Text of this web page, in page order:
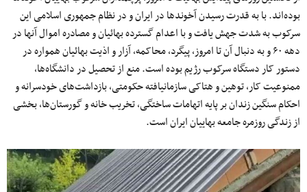
بوده‌اند. با به قدرت رسیدن آخوندها در ایران و در نظام جمهوری اسلامی این
سرکوب به شدت جهش یافت و با اعدام گسترده بهائیان و مصادره اموال آنها در
دهه ۶۰ و به دنبال آن تا امروز، پیگرد، محاکمه، آزار و اذیت بهائیان همواره در
دستور کار دستگاه سرکوب رژیم بوده است. منع از تحصیل در دانشگاه‌‌ها،
ممنوعیت کار، توهین و هتاکی سازمانیافته حکومتی، بازداشت‌های خودسرانه و
احکام سنگین زندان بر پایه اتهامات ساختگی، تخریب خانه و گورستان‌ها، بخشی
از زندگی روزمره جامعه بهاییان ایران است.